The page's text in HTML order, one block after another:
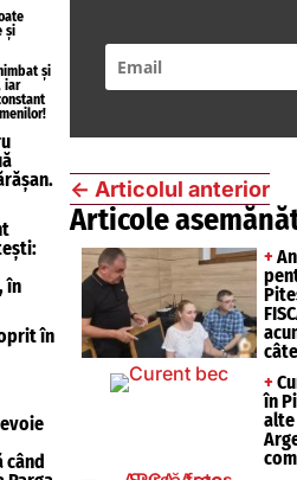
și
și
iar
în
în
când
← Articolul anterior
Articole
+
+
în